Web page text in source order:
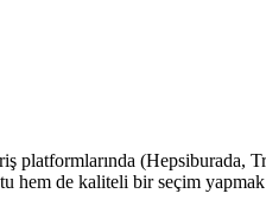
platformlarında
hem de kaliteli bir seçim